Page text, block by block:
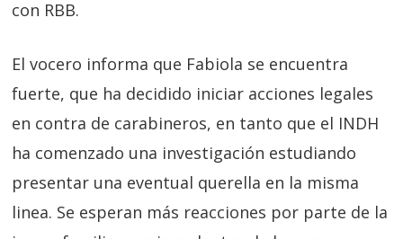
con RBB.
El vocero informa que Fabiola se encuentra
fuerte, que ha decidido iniciar acciones legales
en contra de carabineros, en tanto que el INDH
ha comenzado una investigación estudiando
presentar una eventual querella en la misma
linea. Se esperan más reacciones por parte de la